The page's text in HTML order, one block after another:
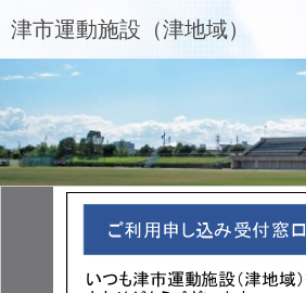
津市運動施設（津地域）